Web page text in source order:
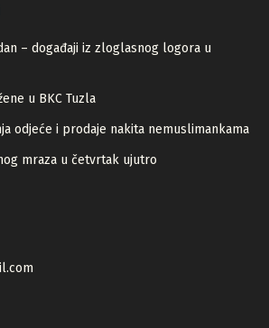
– događaji iz zloglasnog logora u
u BKC Tuzla
odjeće i prodaje nakita nemuslimankama
mraza u četvrtak ujutro